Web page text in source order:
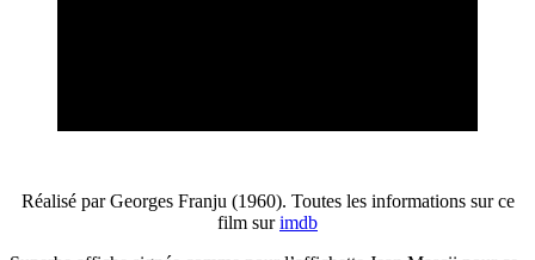
Réalisé par Georges Franju (1960). Toutes les informations sur ce
film surimdb